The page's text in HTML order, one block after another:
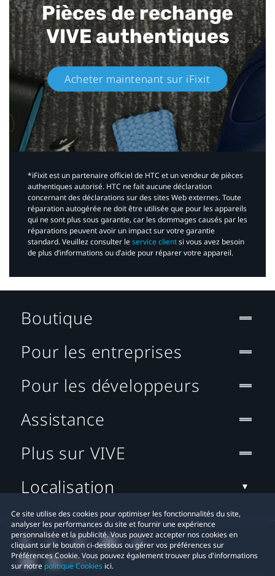
Pièces de rechange
VIVE authentiques​
Acheter maintenant sur iFixit​
*iFixit est un partenaire officiel de HTC et un vendeur de pièces
authentiques autorisé. HTC ne fait aucune déclaration
concernant des déclarations sur des sites Web externes. Toute
réparation autogérée ne doit être utilisée que pour les appareils
qui ne sont plus sous garantie, car les dommages causés par les
réparations peuvent avoir un impact sur votre garantie
standard. Veuillez consulter leservice clientsi vous avez besoin
de plus d’informations ou d’aide pour réparer votre appareil.​
Ce site utilise des cookies pour optimiser les fonctionnalités du site,
analyser les performances du site et fournir une expérience
personnalisée et la publicité. Vous pouvez accepter nos cookies en
cliquant sur le bouton ci-dessous ou gérer vos préférences sur
Préférences Cookie. Vous pouvez également trouver plus d'informations
sur notre politique Cookies ici.
Boutique
Pour les entreprises
Pour les développeurs
Assistance
Plus sur VIVE
Localisation